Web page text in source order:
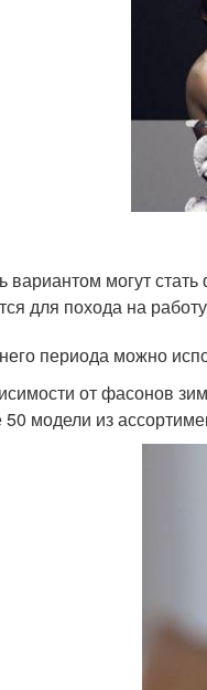
вариантом могут
для похода на
периода можно
от фасонов
50 модели из